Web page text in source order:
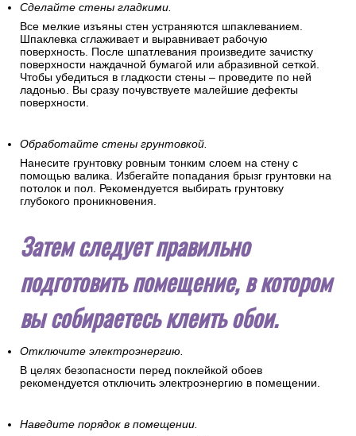
Сделайте стены гладкими.
Все мелкие изъяны стен устраняются шпаклеванием.
Шпаклевка сглаживает и выравнивает рабочую
поверхность. После шпатлевания произведите зачистку
поверхности наждачной бумагой или абразивной сеткой.
Чтобы убедиться в гладкости стены – проведите по ней
ладонью. Вы сразу почувствуете малейшие дефекты
поверхности.
Обработайте стены грунтовкой.
Нанесите грунтовку ровным тонким слоем на стену с
помощью валика. Избегайте попадания брызг грунтовки на
потолок и пол. Рекомендуется выбирать грунтовку
глубокого проникновения.
Затем следует правильно
подготовить помещение, в котором
вы собираетесь клеить обои.
Отключите электроэнергию.
В целях безопасности перед поклейкой обоев
рекомендуется отключить электроэнергию в помещении.
Наведите порядок в помещении.